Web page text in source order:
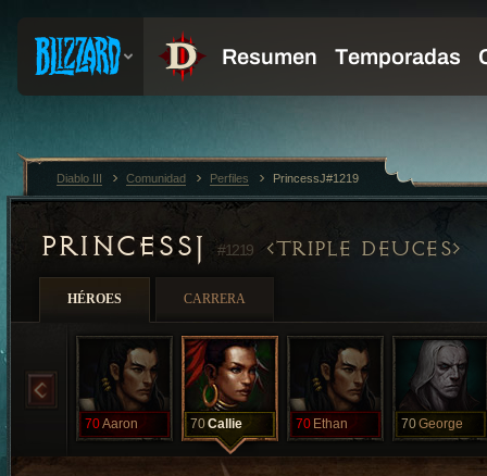
PRINCESSJ#1219 TRIPLE DEUCES
HÉROES CARRERA
70Aaron 70Callie 70 Ethan 70George
Diablo III Comunidad Perfiles PrincessJ#1219